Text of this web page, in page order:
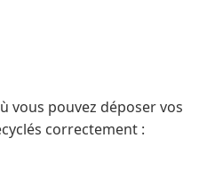
vous pouvez déposer vos
correctement :